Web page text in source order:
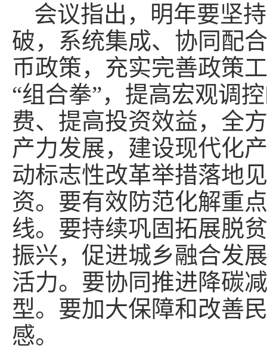
会议指出，明年要坚
破，系统集成、协同配
币政策，充实完善政策
“组合拳”，提高宏观调
费、提高投资效益，全
产力发展，建设现代化
动标志性改革举措落地
资。要有效防范化解重
线。要持续巩固拓展脱
振兴，促进城乡融合发
活力。要协同推进降碳
型。要加大保障和改善
感。